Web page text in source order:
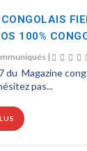
100%
|
du Magazine
pas...